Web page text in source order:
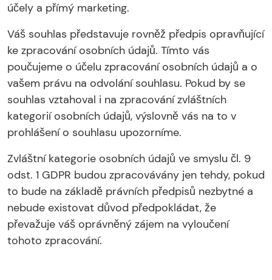
účely a přímý marketing.
Váš souhlas představuje rovněž předpis opravňující
ke zpracování osobních údajů. Tímto vás
poučujeme o účelu zpracování osobních údajů a o
vašem právu na odvolání souhlasu. Pokud by se
souhlas vztahoval i na zpracování zvláštních
kategorií osobních údajů, výslovně vás na to v
prohlášení o souhlasu upozorníme.
Zvláštní kategorie osobních údajů ve smyslu čl. 9
odst. 1 GDPR budou zpracovávány jen tehdy, pokud
to bude na základě právních předpisů nezbytné a
nebude existovat důvod předpokládat, že
převažuje váš oprávněný zájem na vyloučení
tohoto zpracování.